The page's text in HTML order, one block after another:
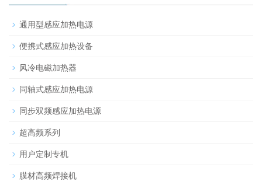
通用型感应加热电源
便携式感应加热设备
风冷电磁加热器
同轴式感应加热电源
同步双频感应加热电源
超高频系列
用户定制专机
膜材高频焊接机